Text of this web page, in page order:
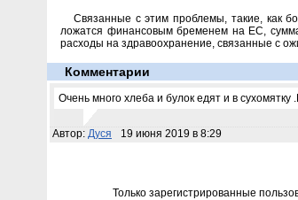
Связанные с этим проблемы, такие, как
ложатся финансовым бременем на ЕС, сумма
расходы на здравоохранение, связанные с
Комментарии
Очень много хлеба и булок едят и в
Автор: Дуся 19 июня 2019 в 8:29
Только зарегистрированные